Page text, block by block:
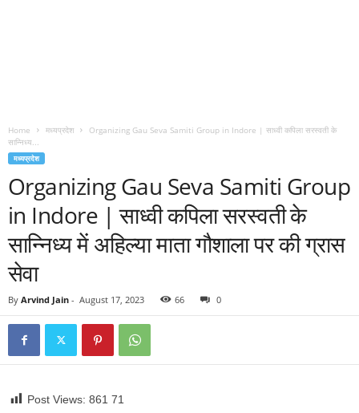
Home मध्यप्रदेश
Organizing Gau Seva Samiti Group in Indore | साध्वी कपिला सरस्वती के
सान्निध्य...
मध्यप्रदेश
Organizing Gau Seva Samiti Group
in Indore | साध्वी कपिला सरस्वती के
सान्निध्य में अहिल्या माता गौशाला पर की ग्रास
सेवा
By Arvind Jain - August 17, 2023 66 0
Post Views: 861 71